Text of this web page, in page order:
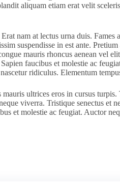
aliquam etiam erat velit
nam at lectus urna duis.
suspendisse in est ante.
mauris rhoncus aenean vel
Sapien faucibus et molestie ac
ridiculus. Elementum
ultrices eros in cursus
viverra. Tristique senectus et
et molestie ac feugiat. Auctor